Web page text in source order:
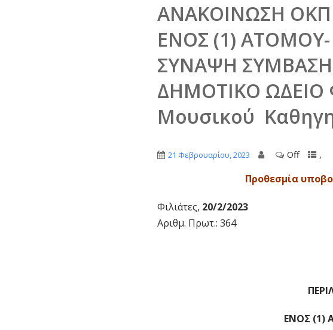
ΑΝΑΚΟΙΝΩΣΗ
ΕΝΟΣ (1)
ΣΥΝΑΨΗ
ΔΗΜΟΤΙΚΟ ΩΔΕΙΟ
Μουσικού
21 Φεβρουαρίου, 2023 Off ,
Προθεσμία
Φιλιάτες, 20/2/2023
Αριθμ. Πρωτ.: 364
ΕΝΟΣ (1)